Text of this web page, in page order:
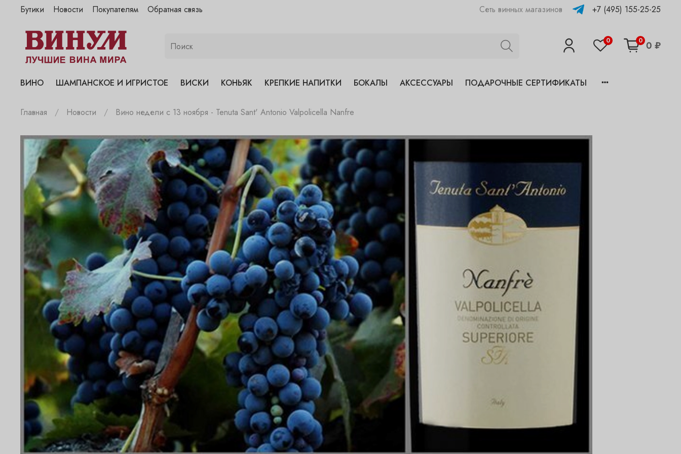
Бутики
"Винум" на Полянке
"Винум" на Гранатном
"Винум" на Сухаревском
"Винум" на Садовнической
Новости Покупателям Обратная связь Сеть винных магазинов +7 (495) 155-25-25
0 0 0 ₽
ВИНО ШАМПАНСКОЕ И ИГРИСТОЕ ВИСКИ КОНЬЯК КРЕПКИЕ НАПИТКИ БОКАЛЫ АКСЕССУАРЫ ПОДАРОЧНЫЕ СЕРТИФИКАТЫ
Главная Новости Вино недели с 13 ноября - Tenuta Sant' Antonio Valpolicella Nanfre